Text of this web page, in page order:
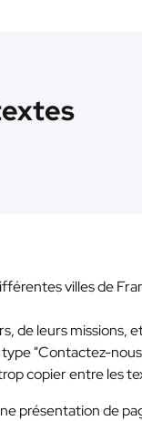
villes de
de leurs missions,
"Contactez-
copier entre les
présentation de